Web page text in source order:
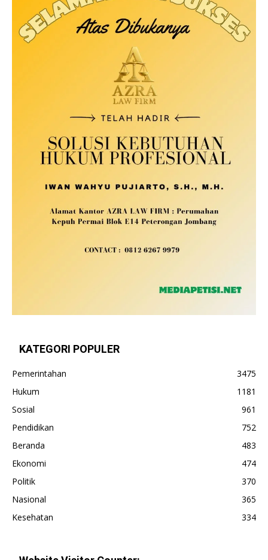
KATEGORI POPULER
Pemerintahan
3475
Hukum
1181
Sosial
961
Pendidikan
752
Beranda
483
Ekonomi
474
Politik
370
Nasional
365
Kesehatan
334